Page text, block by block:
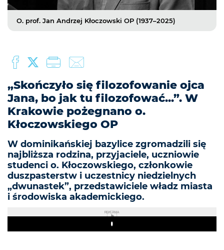
O. prof. Jan Andrzej Kłoczowski OP (1937–2025)
„Skończyło się filozofowanie ojca
Jana, bo jak tu filozofować...”. W
Krakowie pożegnano o.
Kłoczowskiego OP
W dominikańskiej bazylice zgromadzili się
najbliższa rodzina, przyjaciele, uczniowie
studenci o. Kłoczowskiego, członkowie
duszpasterstw i uczestnicy niedzielnych
„dwunastek”, przedstawiciele władz miasta
i środowiska akademickiego.
REKLAMA
Play